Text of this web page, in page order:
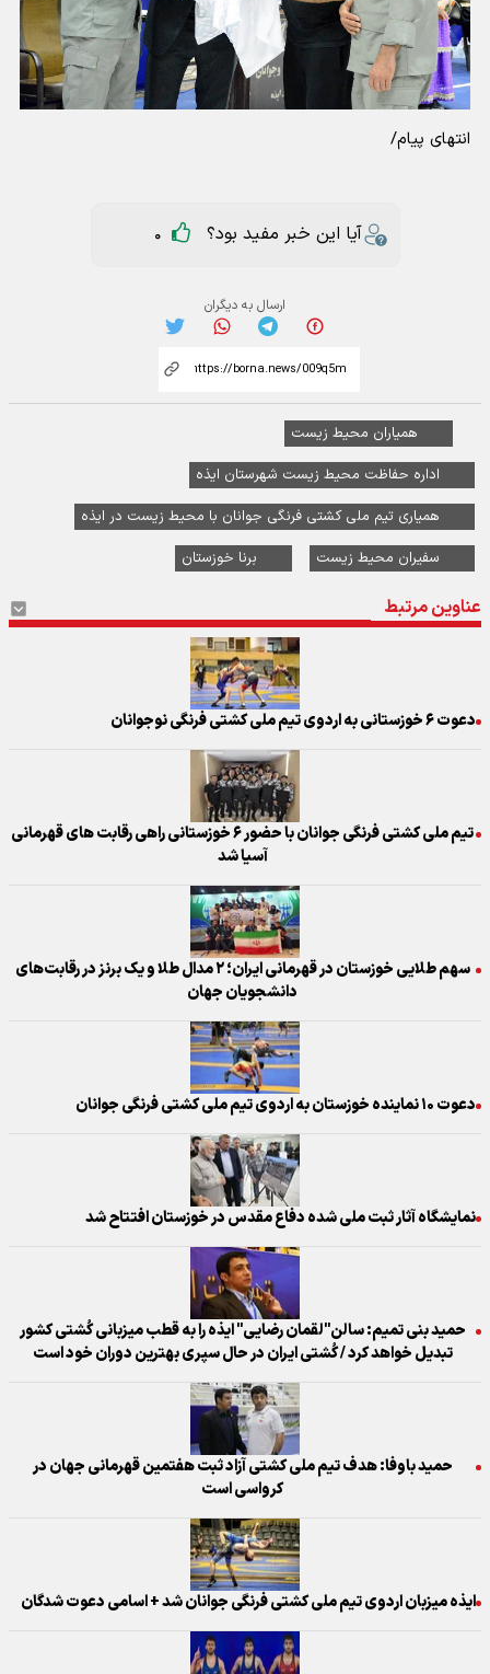
انتهای پیام/
آیا این خبر مفید بود؟ 0
ارسال به دیگران
همیاران محیط زیست
اداره حفاظت محیط زیست شهرستان ایذه
همیاری تیم ملی کشتی فرنگی جوانان با محیط زیست در ایذه
سفیران محیط زیست
برنا خوزستان
عناوین مرتبط
دعوت ۶ خوزستانی به اردوی تیم‌ ملی کشتی فرنگی نوجوانان
تیم ملی کشتی فرنگی جوانان با حضور ۶ خوزستانی راهی رقابت های قهرمانی
آسیا شد
سهم طلایی خوزستان در قهرمانی ایران؛ ۲ مدال طلا و یک برنز در رقابت‌های
دانشجویان جهان
دعوت ۱۰ نماینده خوزستان به اردوی تیم ملی کشتی فرنگی جوانان
نمایشگاه آثار ثبت ملی شده دفاع مقدس در خوزستان افتتاح شد
حمید بنی تمیم: سالن"لقمان رضایی" ایذه را به قطب میزبانی کُشتی کشور
تبدیل خواهد کرد / کُشتی ایران در حال سپری بهترین دوران خود است
حمید باوفا: هدف تیم ملی کشتی آزاد ثبت هفتمین قهرمانی جهان در
کرواسی است
ایذه میزبان اردوی تیم ملی کشتی فرنگی جوانان شد + اسامی دعوت شدگان